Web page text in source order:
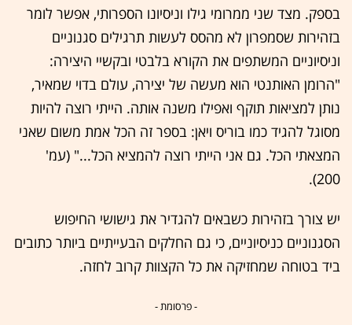
בספק. מצד שני ממרומי גילו וניסיונו הספרותי, אפשר לומר
בזהירות שסמפרון לא מהסס לעשות תרגילים סגנוניים
וניסיוניים המשתפים את הקורא בלבטי ובקשיי היצירה:
"הרומן האותנטי הוא מעשה של יצירה, עולם בדוי שמאיר,
נותן למציאות תוקף ואפילו משנה אותה. הייתי רוצה להיות
מסוגל להגיד כמו בוריס ויאן: בספר זה הכל אמת משום שאני
המצאתי הכל. גם אני הייתי רוצה להמציא הכל..." (עמ'
200).
יש צורך בזהירות כשבאים להגדיר את גישושי החיפוש
הסגנוניים כניסיוניים, כי גם החלקים הבעייתיים ביותר כתובים
ביד בטוחה שמחזיקה את כל הקצוות קרוב לחזה.
- פרסומת -